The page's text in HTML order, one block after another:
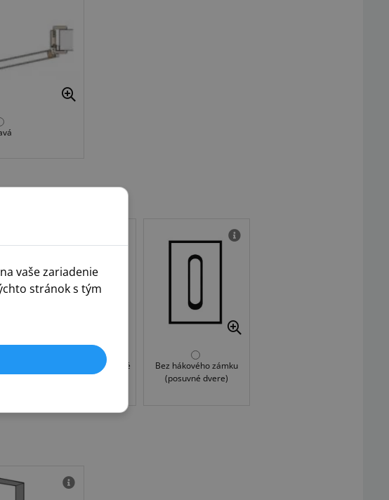
Hákový zámok (posuvné
dvere)
Bez hákového zámku
(posuvné dvere)
vaše zariadenie
stránok s tým